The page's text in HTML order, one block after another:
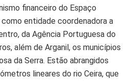
financeiro do Espaço
entidade coordenadora a
da Agência Portuguesa do
além de Arganil, os municípios
da Serra. Estão abrangidos
lineares do rio Ceira, que